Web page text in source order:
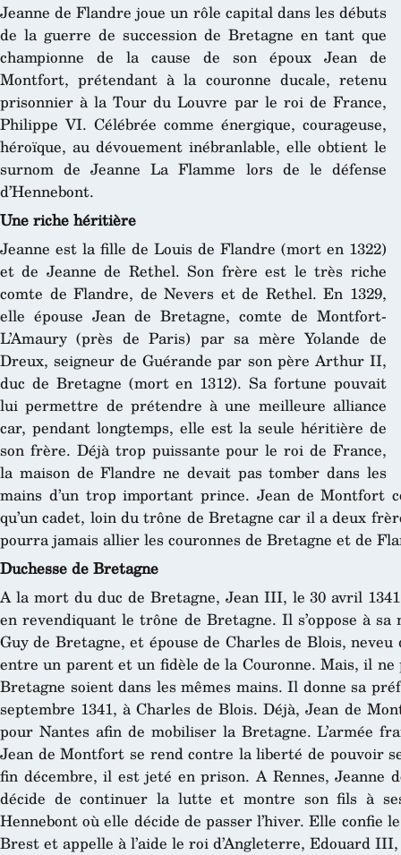
Jeanne de Flandre joue un rôle capital dans les débuts
de la guerre de succession de Bretagne en tant que
championne de la cause de son époux Jean de
Montfort, prétendant à la couronne ducale, retenu
prisonnier à la Tour du Louvre par le roi de France,
Philippe VI. Célébrée comme énergique, courageuse,
héroïque, au dévouement inébranlable, elle obtient le
surnom de Jeanne La Flamme lors de le défense
d’Hennebont.
Une riche héritière
Jeanne est la fille de Louis de Flandre (mort en 1322)
et de Jeanne de Rethel. Son frère est le très riche
comte de Flandre, de Nevers et de Rethel. En 1329,
elle épouse Jean de Bretagne, comte de Montfort-
L’Amaury (près de Paris) par sa mère Yolande de
Dreux, seigneur de Guérande par son père Arthur II,
duc de Bretagne (mort en 1312). Sa fortune pouvait
lui permettre de prétendre à une meilleure alliance
car, pendant longtemps, elle est la seule héritière de
son frère. Déjà trop puissante pour le roi de France,
la maison de Flandre ne devait pas tomber dans les
mains d’un trop important prince. Jean de Montfort
qu’un cadet, loin du trône de Bretagne car il a deux
pourra jamais allier les couronnes de Bretagne et de
Duchesse de Bretagne
A la mort du duc de Bretagne, Jean III, le 30 avril
en revendiquant le trône de Bretagne. Il s’oppose à
Guy de Bretagne, et épouse de Charles de Blois,
entre un parent et un fidèle de la Couronne. Mais, il
Bretagne soient dans les mêmes mains. Il donne sa
septembre 1341, à Charles de Blois. Déjà, Jean de
pour Nantes afin de mobiliser la Bretagne. L’armée
Jean de Montfort se rend contre la liberté de pouvoir
fin décembre, il est jeté en prison. A Rennes, Jeanne
décide de continuer la lutte et montre son fils à
Hennebont où elle décide de passer l’hiver. Elle confie
Brest et appelle à l’aide le roi d’Angleterre, Edouard